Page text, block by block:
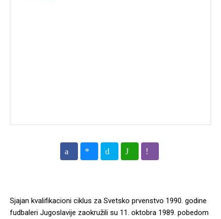
Sjajan kvalifikacioni ciklus za Svetsko prvenstvo 1990. godine
fudbaleri Jugoslavije zaokružili su 11. oktobra 1989. pobedom